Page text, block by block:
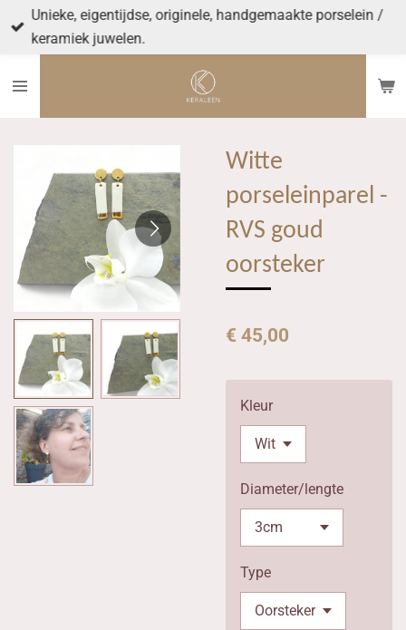
Ga
direct
de
Unieke, eigentijdse, originele, handgemaakte porselein /
keramiek juwelen.
Witte
porseleinparel -
RVS goud
oorsteker
€ 45,00
Kleur
Diameter/lengte
Type